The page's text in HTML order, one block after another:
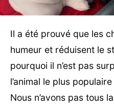
Il a été prouvé que les
humeur et réduisent le
pourquoi il n’est pas
l’animal le plus
Nous n’avons pas tous